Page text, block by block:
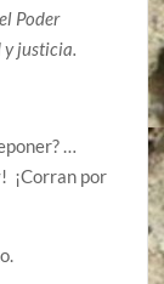
Poder
justicia.
…
¡Corran por